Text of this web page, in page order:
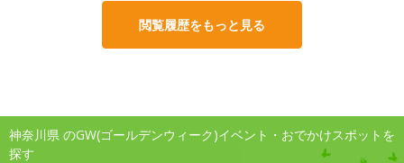
閲覧履歴をもっと見る
神奈川県 のGW(ゴールデンウィーク)イベント・おでかけスポットを
探す